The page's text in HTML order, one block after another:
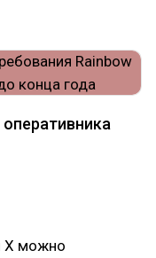
X можно